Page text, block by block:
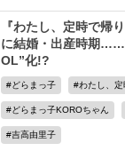
『わたし、定時で帰
に結婚・出産時期……
OL”化!?
どらまっ子 わたし、定
どらまっ子KOROちゃん
吉高由里子